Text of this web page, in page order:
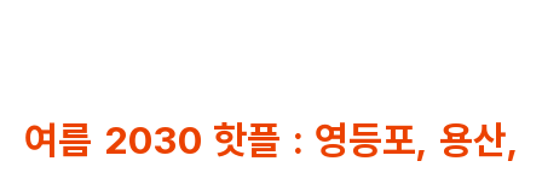
여름 2030 핫플 : 영등포, 용산,